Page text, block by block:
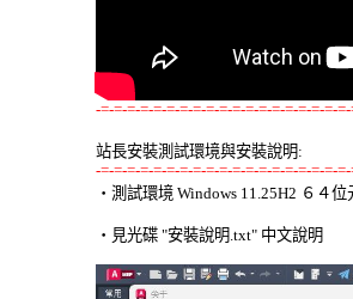
-=-=-=-=-=-=-=-=-=-=-=-=-=-=-=-=-=-=-
站長安裝測試環境與安裝說明:
-=-=-=-=-=-=-=-=-=-=-=-=-=-=-=-=-=-=-
‧測試環境 Windows 11.25H2 ６４
‧見光碟 "安裝說明.txt" 中文說明